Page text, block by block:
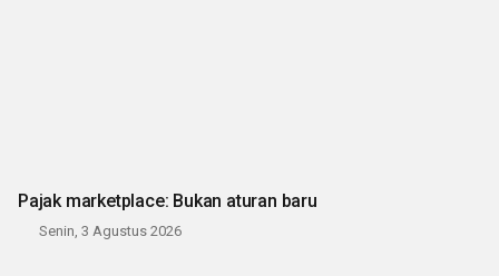
Pajak marketplace: Bukan aturan baru
Senin, 3 Agustus 2026